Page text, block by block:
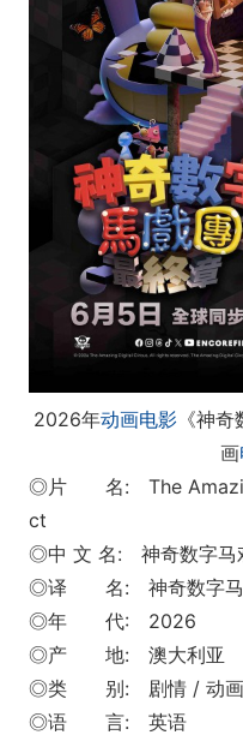
2026年动画电影 《神
画
◎片 名: The
ct
◎中 文 名: 神奇数字马
◎译 名: 神奇数字马
◎年 代: 2026
◎产 地: 澳大利亚
◎类 别: 剧情 / 动画
◎语 言: 英语